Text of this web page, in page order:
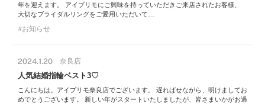
年を迎えます。 アイプリモにご興味を持っていただきご来店されたお客様、
大切なブライダルリングをご愛用いただいて…
お知らせ
2024.1.20 奈良店
人気結婚指輪ベスト3♡
こんにちは。アイプリモ奈良店でございます。 遅ればせながら、明けましてお
めでとうございます。 新しい年がスタートいたしましたが、皆さまいかがお過